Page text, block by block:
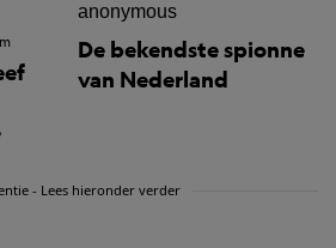
De bekendste spionne
van Nederland
- Lees hieronder verder